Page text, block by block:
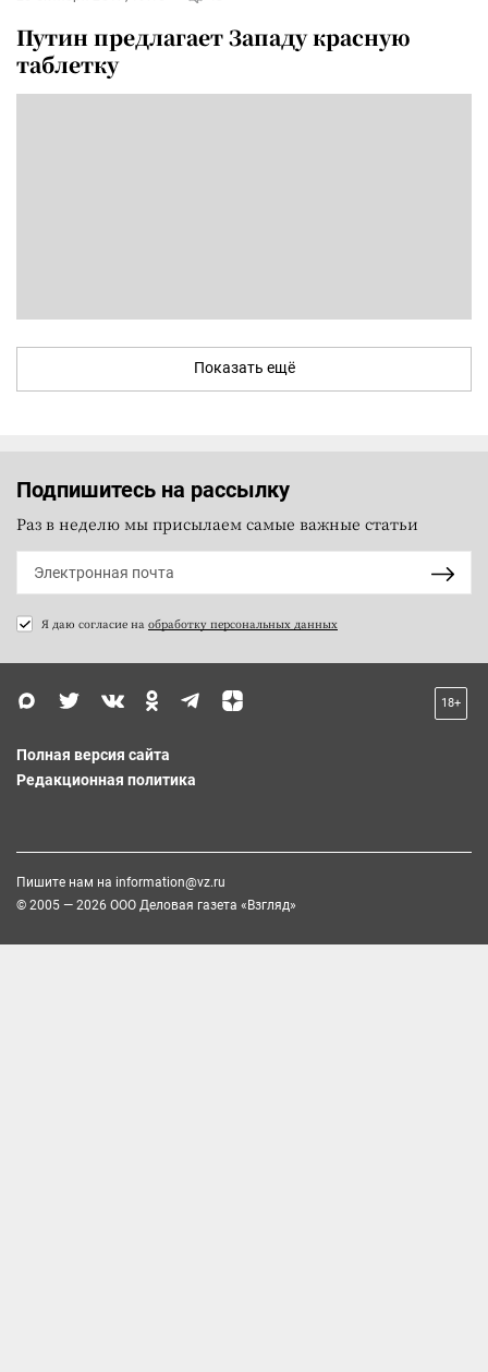
Путин предлагает Западу красную
таблетку
Показать ещё
Подпишитесь на рассылку
Раз в неделю мы присылаем самые важные статьи
Я даю согласие на обработку персональных данных
18+
Полная версия сайта
Редакционная политика
Пишите нам на information@vz.ru
© 2005 — 2026 ООО Деловая газета «Взгляд»